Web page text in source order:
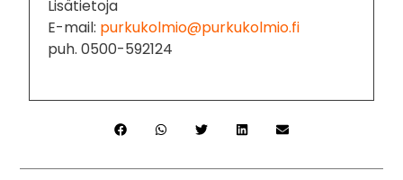
Lisätietoja
E-mail: purkukolmio@purkukolmio.fi
puh. 0500-592124